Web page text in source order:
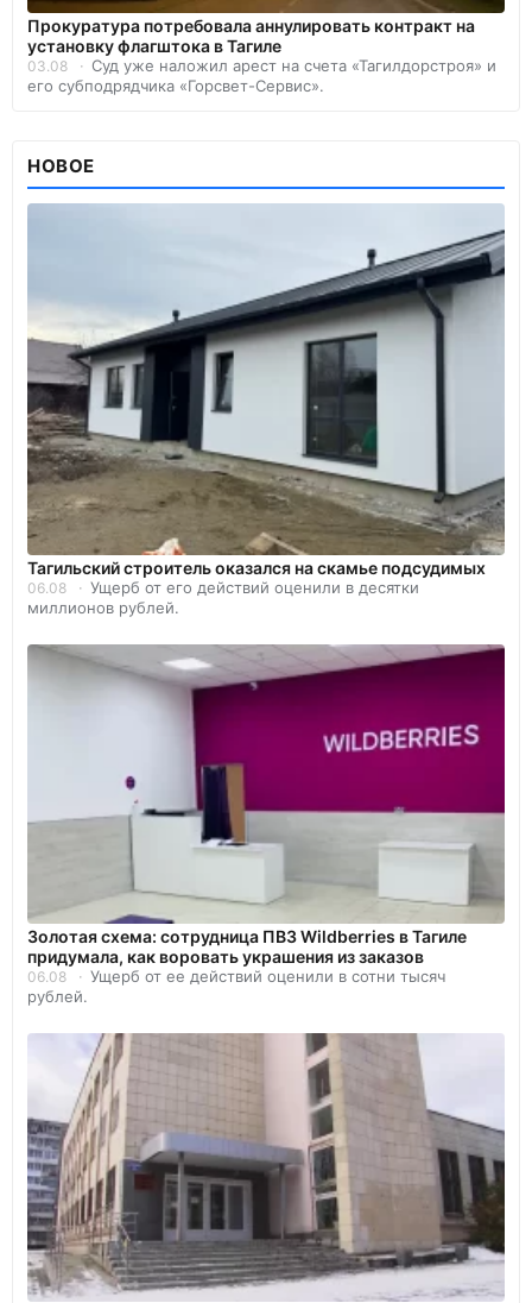
Прокуратура потребовала аннулировать контракт на
установку флагштока в Тагиле
03.08
Суд уже наложил арест на счета «Тагилдорстроя» и
его субподрядчика «Горсвет-Сервис».
НОВОЕ
Тагильский строитель оказался на скамье подсудимых
06.08
Ущерб от его действий оценили в десятки
миллионов рублей.
Золотая схема: сотрудница ПВЗ Wildberries в Тагиле
придумала, как воровать украшения из заказов
06.08
Ущерб от ее действий оценили в сотни тысяч
рублей.